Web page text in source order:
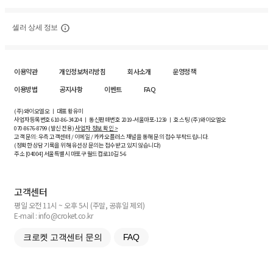
셀러 상세 정보
이용약관 개인정보처리방침 회사소개
운영정책
이용방법
공지사항 이벤트 FAQ
(주)와이오엘오 ㅣ 대표 황유미
사업자등록번호610-86-34204ㅣ 통신판매번호 2019-서울마포-1239 ㅣ 호스팅 (주)와이오엘오
070-8676-8799 (발신 전용)사업자 정보 확인 >
고객 문의: 우측 고객센터 / 이메일 / 카카오플러스 채널을 통해 문의 접수 부탁드립니다.
(정확한 상담 기록을 위해 유선상 문의는 접수받고 있지 않습니다)
주소 [04004] 서울특별시 마포구 월드컵로10길5-6
고객센터
평일 오전 11시 ~ 오후 5시 (주말, 공휴일 제외)
E-mail : info@croket.co.kr
크로켓 고객센터 문의 FAQ